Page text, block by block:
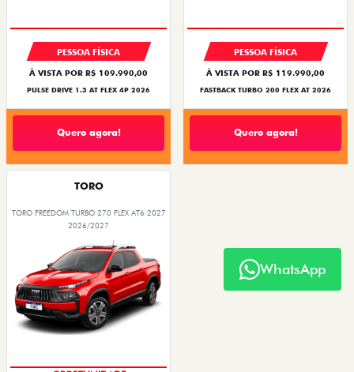
BARATO DO BRASIL
PESSOA FÍSICA
À VISTA POR R$ 109.990,00
PULSE DRIVE 1.3 AT FLEX 4P 2026
Quero agora!
PESSOA FÍSICA
À VISTA POR R$ 119.990,00
FASTBACK TURBO 200 FLEX AT 2026
Quero agora!
TORO
TORO FREEDOM TURBO 270 FLEX AT6 2027
2026/2027
WhatsApp